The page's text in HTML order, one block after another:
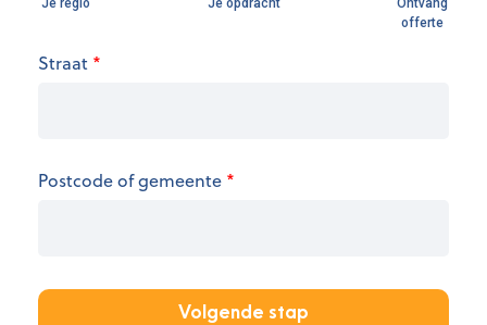
KANTOOR AANMELDEN
Straat *
Postcode of gemeente *
Volgende stap